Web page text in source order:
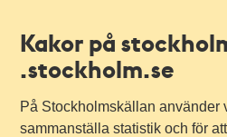
Kakor på
.stockholm.se
På Stockholmskällan använder
sammanställa statistik och för